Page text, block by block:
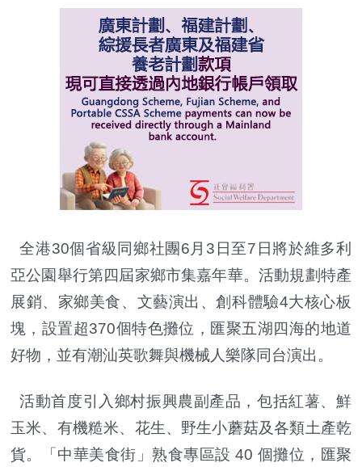
全港30個省級同鄉社團6月3日至7日將於維多利
亞公園舉行第四屆家鄉市集嘉年華。活動規劃特產
展銷、家鄉美食、文藝演出、創科體驗4大核心板
塊，設置超370個特色攤位，匯聚五湖四海的地道
好物，並有潮汕英歌舞與機械人樂隊同台演出。
活動首度引入鄉村振興農副產品，包括紅薯、鮮
玉米、有機糙米、花生、野生小蘑菇及各類土產乾
貨。「中華美食街」熟食專區設 40 個攤位，匯聚